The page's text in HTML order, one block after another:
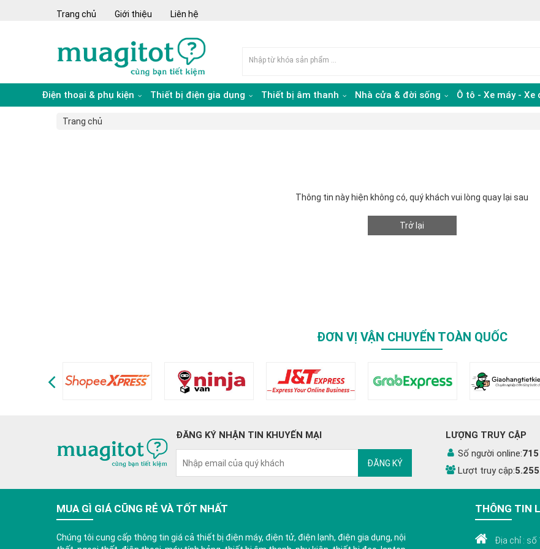
Trang chủ Giới thiệu Liên hệ
Điện thoại & phụ kiện Thiết bị điện gia dụng Thiết bị âm thanh Nhà cửa & đời sống Ô tô - Xe máy - Xe
Trang chủ
Thông tin này hiện không có, quý khách vui lòng quay lại sau
Trở lại
ĐƠN VỊ VẬN CHUYỂN TOÀN QUỐC
ĐĂNG KÝ NHẬN TIN KHUYẾN MẠI
ĐĂNG KÝ
LƯỢNG TRUY CẬP
Số người online:715
Lượt truy cập:
MUA GÌ GIÁ CŨNG RẺ VÀ TỐT NHẤT
Chúng tôi cung cấp thông tin giá cả thiết bị điện máy, điện tử, điện lạnh, điện gia dụng, nội
THÔNG TIN
Địa chỉ : số